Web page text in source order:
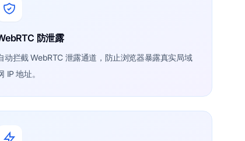
防泄露
动拦截 WebRTC 泄露通道，防止浏览器暴露真实局域
IP 地址。